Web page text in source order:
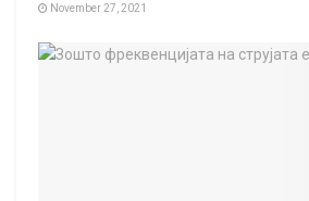
November 27, 2021